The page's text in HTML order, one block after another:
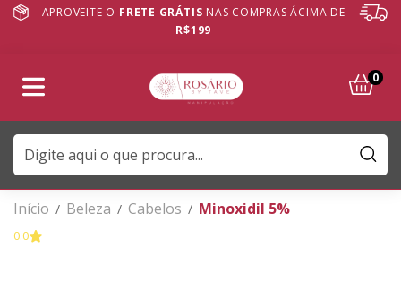
APROVEITE O FRETE GRÁTIS NAS COMPRAS ÁCIMA DE
R$199
0
Início / Beleza / Cabelos / Minoxidil 5%
0.0